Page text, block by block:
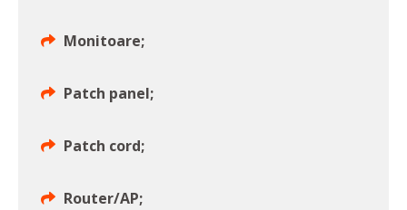
Monitoare;
Patch panel;
Patch cord;
Router/AP;